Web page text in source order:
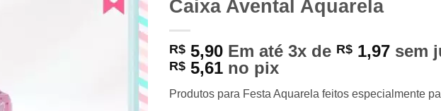
Caixa Avental Aquarela
R$ 5,90 Em até 3x de R$ 1,97 sem
R$ 5,61 no pix
Produtos para Festa Aquarela feitos especialmente